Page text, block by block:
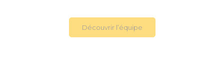
Découvrir l’équipe